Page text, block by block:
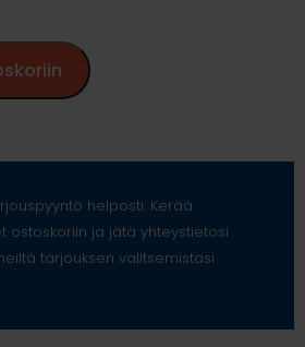
helposti. Kerää
ostoskoriin ja jätä yhteystietosi
tarjouksen valitsemistasi